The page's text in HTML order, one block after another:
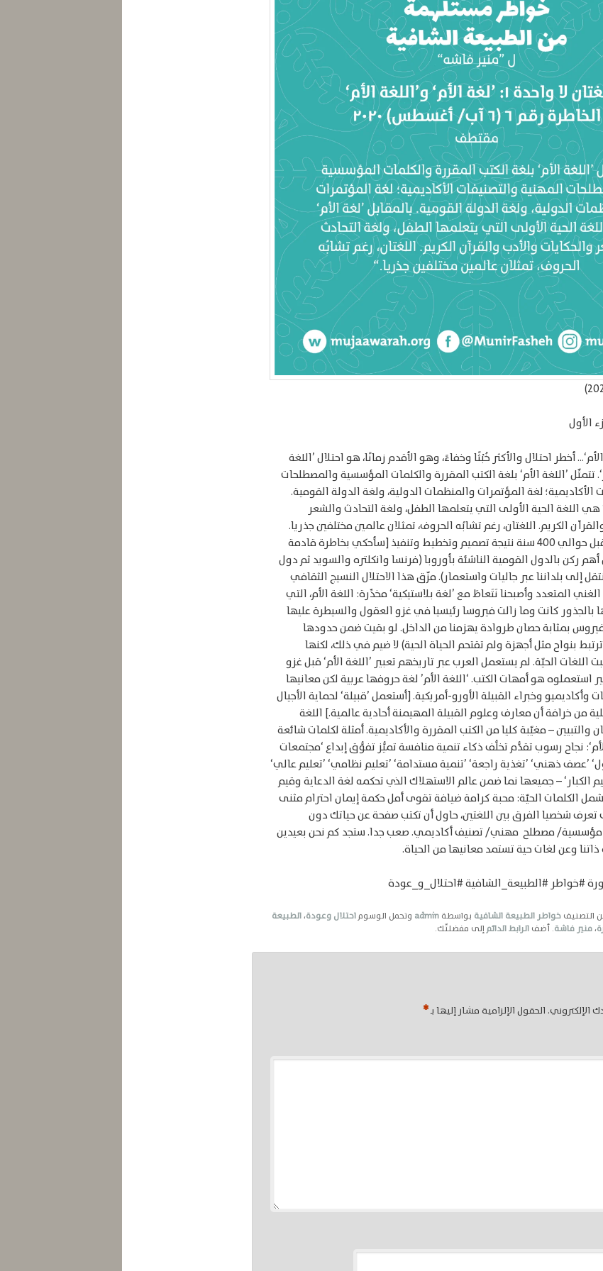
الأول
أخطر احتلال والأكثر خُبْثًا وخفاءً، وهو الأقدم زمانًا، هو احتلال ’اللغة
تتمثّل ’اللغة الأم‘ بلغة الكتب المقررة والكلمات المؤسسية والمصطلحات
الأكاديمية؛ لغة المؤتمرات والمنظمات الدولية، ولغة الدولة القومية.
هي اللغة الحية الأولى التي يتعلمها الطفل، ولغة التحادث والشعر
الكريم. اللغتان، رغم تشابُه الحروف، تمثلان عالمين مختلفين جذريا.
حصل هذا الاحتلال قبل حوالي 400 سنة نتيجة تصميم وتخطيط وتنفيذ [سأحكي بخاطرة قادمة
ركن بالدول القومية الناشئة بأوروبا (فرنسا وانكلتره والسويد ثم دول
إلى بلداننا عبر جاليات واستعمار). مزّق هذا الاحتلال النسيج الثقافي
المتعدد وأصبحنا نَتَعاطَ مع ’لغة بلاستيكية‘ مخدِّرة: اللغة الأم، التي
بالجذور كانت وما زالت فيروسا رئيسيا في غزو العقول والسيطرة عليها
فيروس بمثابة حصان طروادة يهزمنا من الداخل. لو بقيت ضمن حدودها
بنواح مثل أجهزة ولم تقتحم الحياة الحية) لا ضيم في ذلك، لكنها
اللغات الحيّة. لم يستعمل العرب عبر تاريخهم تعبير ’اللغة الأم‘ قبل غزو
استعملوه هو أمهات الكتب. ‘اللغة الأم’ لغة حروفها عربية لكن معانيها
وخبراء القبيلة الأورو-أمريكية. [أستعمل ’قبيلة‘ لحماية الأجيال
من خرافة أن معارف وعلوم القبيلة المهيمنة أحادية عالمية.] اللغة
والتبيين – مغيّبة كليا من الكتب المقررة والأكاديمية. أمثلة لكلمات شائعة
نجاح رسوب تقدُّم تخلُّف ذكاء تنمية منافسة تميُّز تفوُّق إبداع ‘مجتمعات
’عصف ذهني‘ ’تغذية راجعة‘ ’تنمية مستدامة‘ ’تعليم نظامي‘ ’تعليم عالي‘
الكبار‘ – جميعها نما ضمن عالم الاستهلاك الذي تحكمه لغة الدعاية وقيم
الكلمات الحيّة: محبة كرامة ضيافة تقوى أمل حكمة إيمان احترام مثنى
تعرف شخصيا الفرق بين اللغتين، حاول أن تكتب صفحة عن حياتك دون
مؤسسية/ مصطلح مهني/ تصنيف أكاديمي. صعب جدا. ستجد كم نحن بعيدين
وعن لغات حية تستمد معانيها من الحياة.
#خواطر #الطبيعة_الشافية #احتلال_و_عودة
التصنيف خواطر الطبيعة الشافية بواسطة admin وتحمل الوسوم احتلال وعودة،الطبيعة
،منير فاشة. أضف الرابط الدائم إلى مفضلتّك.
الإلكتروني. الحقول الإلزامية مشار إليها بـ*